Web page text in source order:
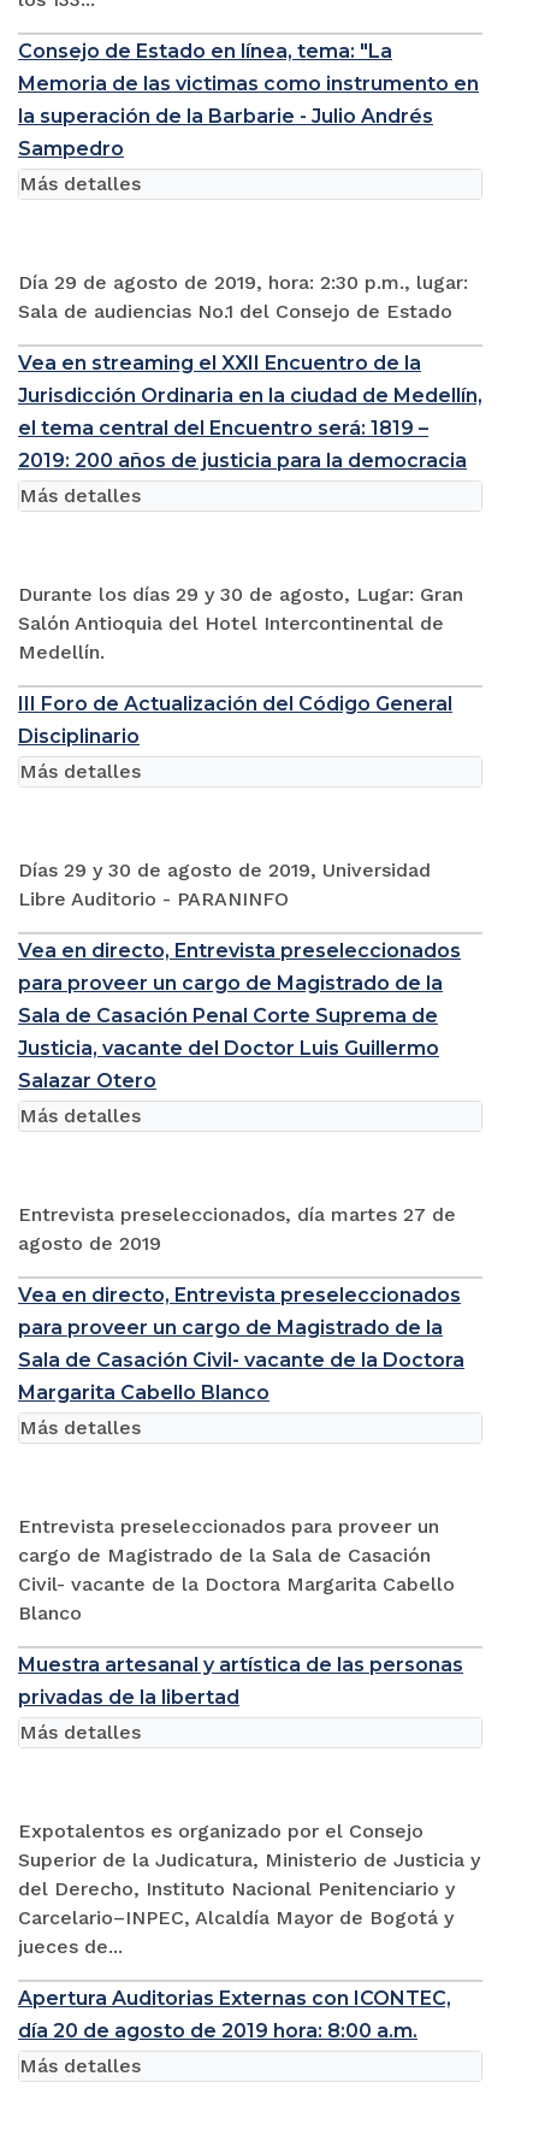
Consejo de Estado en línea, tema: "La
Memoria de las victimas como instrumento en
la superación de la Barbarie - Julio Andrés
Sampedro
Día 29 de agosto de 2019, hora: 2:30 p.m., lugar:
Sala de audiencias No.1 del Consejo de Estado
Más detalles
Vea en streaming el XXII Encuentro de la
Jurisdicción Ordinaria en la ciudad de Medellín,
el tema central del Encuentro será: 1819 –
2019: 200 años de justicia para la democracia
Durante los días 29 y 30 de agosto, Lugar: Gran
Salón Antioquia del Hotel Intercontinental de
Medellín.
Más detalles
III Foro de Actualización del Código General
Disciplinario
Días 29 y 30 de agosto de 2019, Universidad
Libre Auditorio - PARANINFO
Más detalles
Vea en directo, Entrevista preseleccionados
para proveer un cargo de Magistrado de la
Sala de Casación Penal Corte Suprema de
Justicia, vacante del Doctor Luis Guillermo
Salazar Otero
Entrevista preseleccionados, día martes 27 de
agosto de 2019
Más detalles
Vea en directo, Entrevista preseleccionados
para proveer un cargo de Magistrado de la
Sala de Casación Civil- vacante de la Doctora
Margarita Cabello Blanco
Entrevista preseleccionados para proveer un
cargo de Magistrado de la Sala de Casación
Civil- vacante de la Doctora Margarita Cabello
Blanco
Más detalles
Muestra artesanal y artística de las personas
privadas de la libertad
Expotalentos es organizado por el Consejo
Superior de la Judicatura, Ministerio de Justicia y
del Derecho, Instituto Nacional Penitenciario y
Carcelario–INPEC, Alcaldía Mayor de Bogotá y
jueces de...
Más detalles
Apertura Auditorias Externas con ICONTEC,
día 20 de agosto de 2019 hora: 8:00 a.m.
Más detalles